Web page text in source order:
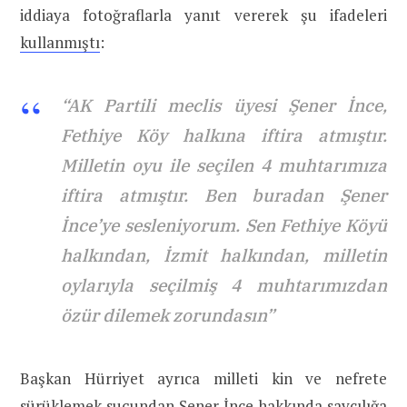
iddiaya fotoğraflarla yanıt vererek şu ifadeleri
kullanmıştı:
“AK Partili meclis üyesi Şener İnce,
Fethiye Köy halkına iftira atmıştır.
Milletin oyu ile seçilen 4 muhtarımıza
iftira atmıştır. Ben buradan Şener
İnce’ye sesleniyorum. Sen Fethiye Köyü
halkından, İzmit halkından, milletin
oylarıyla seçilmiş 4 muhtarımızdan
özür dilemek zorundasın”
Başkan Hürriyet ayrıca milleti kin ve nefrete